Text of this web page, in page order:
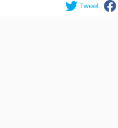
Tweet